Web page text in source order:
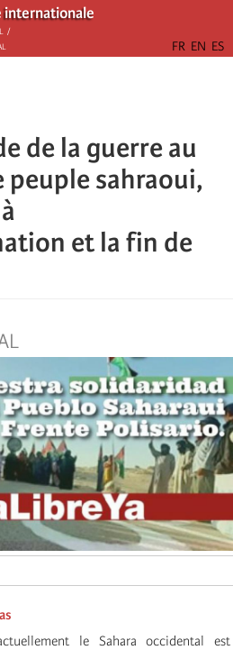
internationale
/
de la guerre au
peuple sahraoui,
et la fin de
le Sahara occidental est